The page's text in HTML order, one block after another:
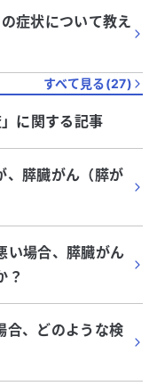
症状について教え
すべて見る(27)
」に関する記事
、膵臓がん（膵が
い場合、膵臓がん
？
合、どのような検